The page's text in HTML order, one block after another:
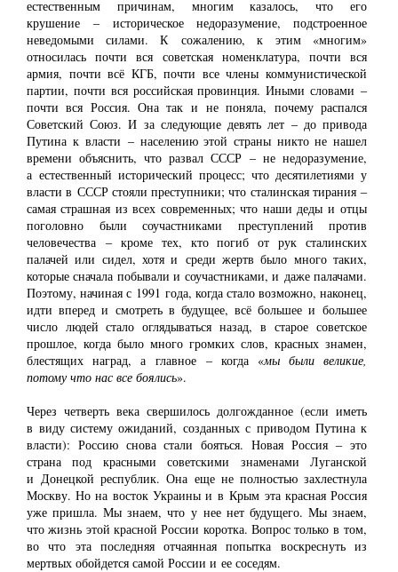
естественным причинам, многим казалось, что его
крушение ‒ историческое недоразумение, подстроенное
неведомыми силами. К сожалению, к этим «многим»
относилась почти вся советская номенклатура, почти вся
армия, почти всё КГБ, почти все члены коммунистической
партии, почти вся российская провинция. Иными словами ‒
почти вся Россия. Она так и не поняла, почему распался
Советский Союз. И за следующие девять лет ‒ до привода
Путина к власти ‒ населению этой страны никто не нашел
времени объяснить, что развал СССР ‒ не недоразумение,
а естественный исторический процесс; что десятилетиями у
власти в СССР стояли преступники; что сталинская тирания ‒
самая страшная из всех современных; что наши деды и отцы
поголовно были соучастниками преступлений против
человечества ‒ кроме тех, кто погиб от рук сталинских
палачей или сидел, хотя и среди жертв было много таких,
которые сначала побывали и соучастниками, и даже палачами.
Поэтому, начиная с 1991 года, когда стало возможно, наконец,
идти вперед и смотреть в будущее, всё большее и большее
число людей стало оглядываться назад, в старое советское
прошлое, когда было много громких слов, красных знамен,
блестящих наград, а главное ‒ когда «мы были великие,
потому что нас все боялись».
Через четверть века свершилось долгожданное (если иметь
в виду систему ожиданий, созданных с приводом Путина к
власти): Россию снова стали бояться. Новая Россия ‒ это
страна под красными советскими знаменами Луганской
и Донецкой республик. Она еще не полностью захлестнула
Москву. Но на восток Украины и в Крым эта красная Россия
уже пришла. Мы знаем, что у нее нет будущего. Мы знаем,
что жизнь этой красной России коротка. Вопрос только в том,
во что эта последняя отчаянная попытка воскреснуть из
мертвых обойдется самой России и ее соседям.